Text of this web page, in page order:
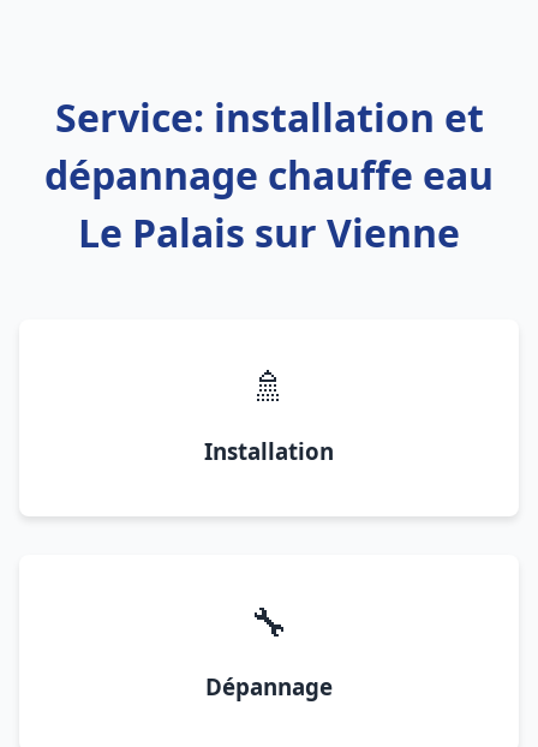
Service: installation et
dépannage chauffe eau
Le Palais sur Vienne
🚿
Installation
🔧
Dépannage